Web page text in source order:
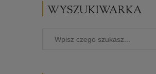
WYSZUKIWARKA